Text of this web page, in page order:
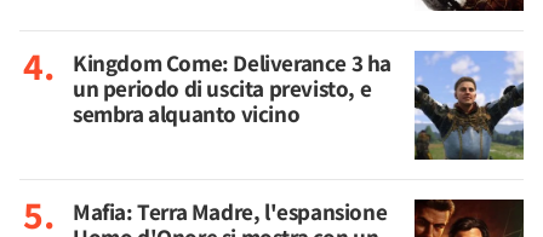
Kingdom Come: Deliverance 3 ha
un periodo di uscita previsto, e
sembra alquanto vicino
Mafia: Terra Madre, l'espansione